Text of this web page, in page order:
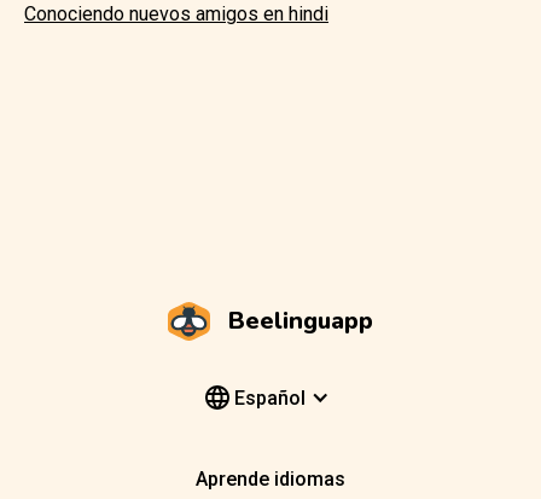
Conociendo nuevos amigos en hindi
Beelinguapp
Español
Aprende idiomas